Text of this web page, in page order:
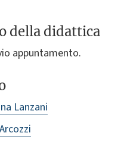
della didattica
appuntamento.
Lanzani